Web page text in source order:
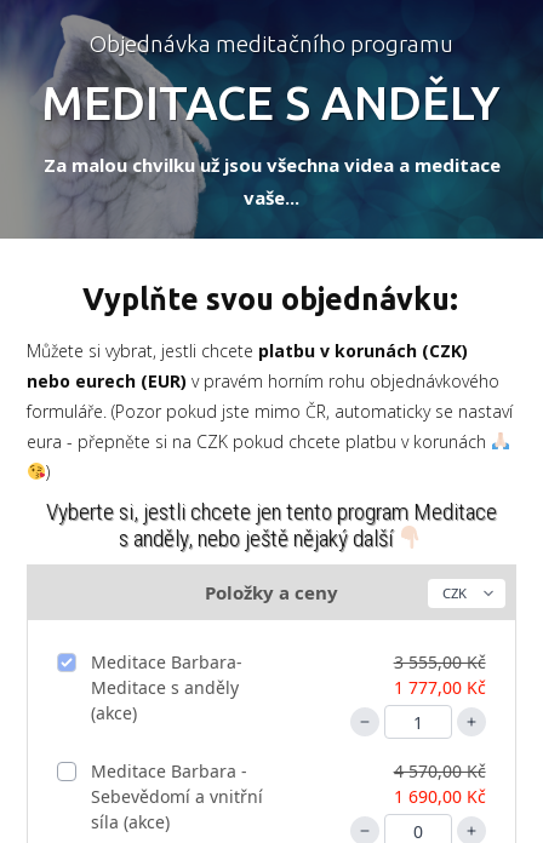
Objednávka meditačního programu
MEDITACE S ANDĚLY
Za malou chvilku už jsou všechna videa a meditace
vaše...
Vyplňte svou objednávku:
Můžete si vybrat, jestli chcete platbu v korunách (CZK)
nebo eurech (EUR) v pravém horním rohu objednávkového
formuláře. (Pozor pokud jste mimo ČR, automaticky se nastaví
eura - přepněte si na CZK pokud chcete platbu v korunách
)
Vyberte si, jestli chcete jen tento program Meditace
s anděly, nebo ještě nějaký další
Položky a ceny
Meditace Barbara-
Meditace s anděly
(akce)
3 555,00 Kč
1 777,00 Kč
Meditace Barbara -
Sebevědomí a vnitřní
síla (akce)
4 570,00 Kč
1 690,00 Kč